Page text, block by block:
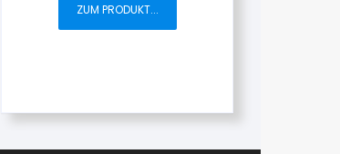
ZUM PRODUKT...